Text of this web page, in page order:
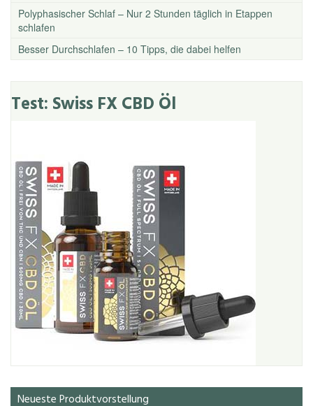
Polyphasischer Schlaf – Nur 2 Stunden täglich in Etappen
schlafen
Besser Durchschlafen – 10 Tipps, die dabei helfen
Test: Swiss FX CBD Öl
Neueste Produktvorstellung